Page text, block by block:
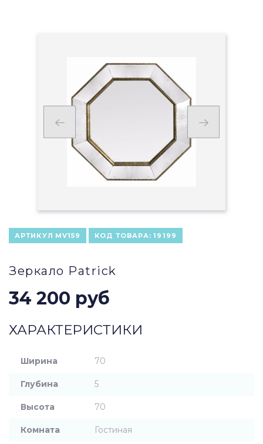
АРТИКУЛ MV159 КОД ТОВАРА: 19199
Зеркало Patrick
34 200 руб
ХАРАКТЕРИСТИКИ
Ширина 70
Глубина 5
Высота 70
Комната Гостиная